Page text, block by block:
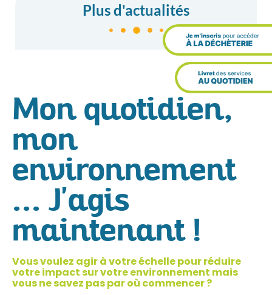
Mon quotidien,
mon
environnement
... J'agis
maintenant !
Vous voulez agir à votre échelle pour réduire
votre impact sur votre environnement mais
vous ne savez pas par où commencer ?
Plus d'actualités